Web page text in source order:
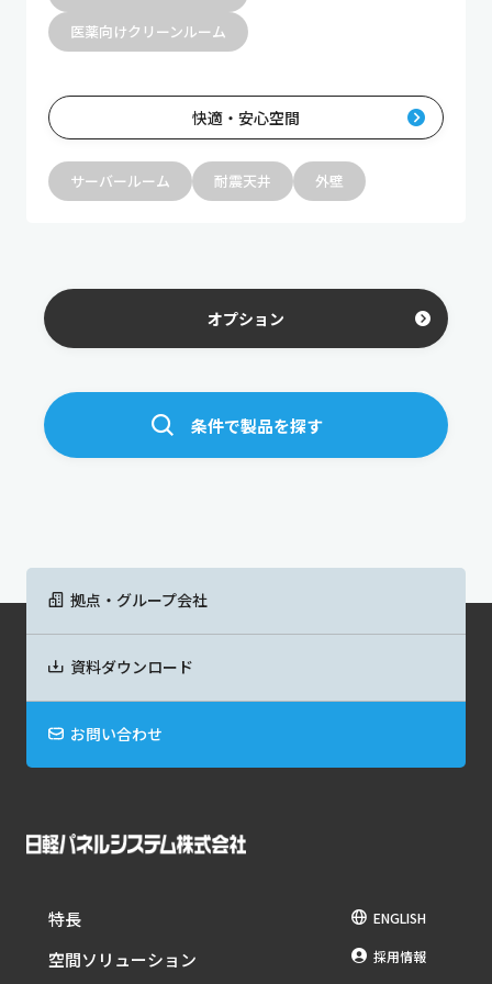
医薬向けクリーンルーム
快適・安心空間
サーバールーム 耐震天井 外壁
オプション
条件で製品を探す
拠点・グループ会社
資料ダウンロード
お問い合わせ
特長
空間ソリューション
ENGLISH
採用情報